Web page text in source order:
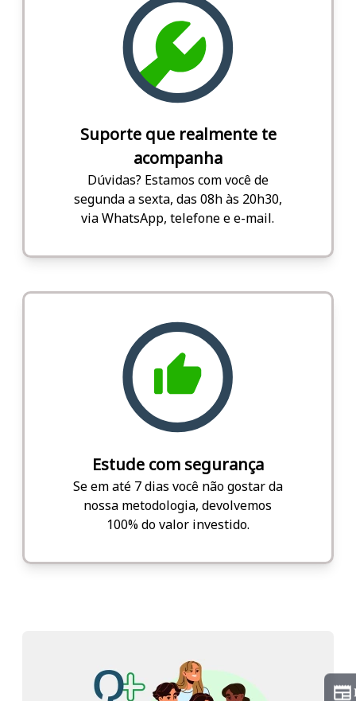
Suporte que realmente te
acompanha
Dúvidas? Estamos com você de
segunda a sexta, das 08h às 20h30,
via WhatsApp, telefone e e-mail.
Estude com segurança
Se em até 7 dias você não gostar da
nossa metodologia, devolvemos
100% do valor investido.